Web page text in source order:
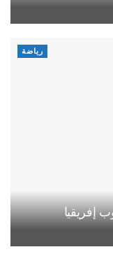
رياضة
إفريقيا